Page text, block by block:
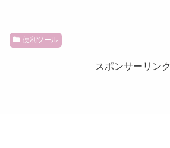
便利ツール
スポンサーリンク